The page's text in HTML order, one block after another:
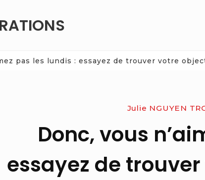
pas les lundis : essayez de trouver votre
Julie NGUYEN
Donc, vous
essayez de